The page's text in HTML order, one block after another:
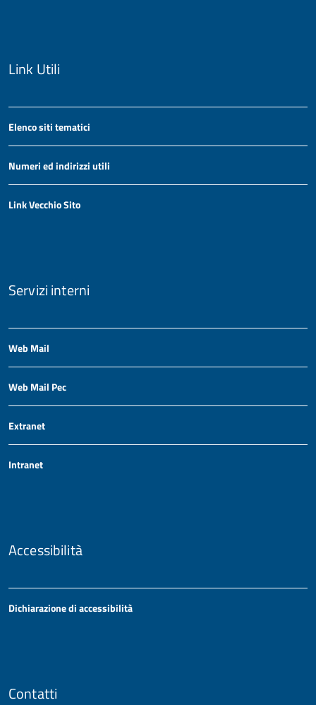
Link Utili
Elenco siti tematici
Numeri ed indirizzi utili
Link Vecchio Sito
Servizi interni
Web Mail
Web Mail Pec
Extranet
Intranet
Accessibilità
Dichiarazione di accessibilità
Contatti